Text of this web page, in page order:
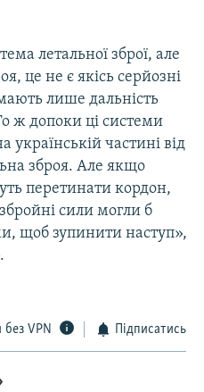
летальної зброї, але
це не є якісь серйозні
лише дальність
ж допоки ці системи
частині від
зброя. Але якщо
перетинати кордон,
сили могли б
щоб зупинити наступ»,
без VPN Підписатись